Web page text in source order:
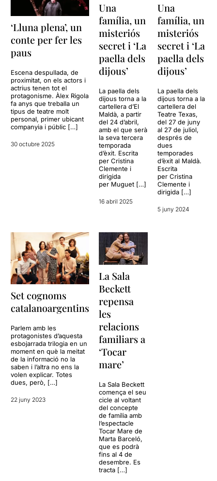
‘Lluna plena’, un
conte per fer les
paus
Escena despullada, de
proximitat, on els actors i
actrius tenen tot el
protagonisme. Àlex Rigola
fa anys que treballa un
tipus de teatre molt
personal, primer ubicant
companyia i públic […]
30 octubre 2025
Una
família, un
misteriós
secret i ‘La
paella dels
dijous’
La paella dels
dijous torna a la
cartellera d’El
Maldà, a partir
del 24 d’abril,
amb el que serà
la seva tercera
temporada
d’èxit. Escrita
per Cristina
Clemente i
dirigida
per Muguet […]
16 abril 2025
Una
família, un
misteriós
secret i ‘La
paella dels
dijous’
La paella dels
dijous torna a la
cartellera del
Teatre Texas,
del 27 de juny
al 27 de juliol,
després de
dues
temporades
d’èxit al Maldà.
Escrita
per Cristina
Clemente i
dirigida […]
5 juny 2024
Set cognoms
catalanoargentins
Parlem amb les
protagonistes d’aquesta
esbojarrada trilogia en un
moment en què la meitat
de la informació no la
saben i l’altra no ens la
volen explicar. Totes
dues, però, […]
22 juny 2023
La Sala
Beckett
repensa
les
relacions
familiars a
‘Tocar
mare’
La Sala Beckett
comença el seu
cicle al voltant
del concepte
de família amb
l’espectacle
Tocar Mare de
Marta Barceló,
que es podrà
fins al 4 de
desembre. Es
tracta […]